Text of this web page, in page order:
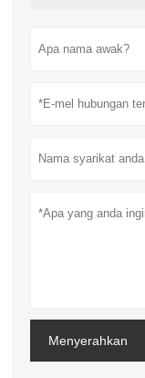
Menyerahkan